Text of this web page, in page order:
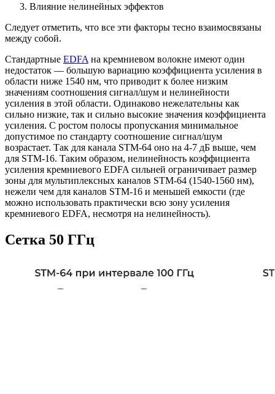
Влияние нелинейных эффектов
Следует отметить, что все эти факторы тесно взаимосвязаны
между собой.
Стандартные EDFAна кремниевом волокне имеют один
недостаток — большую вариацию коэффициента усиления в
области ниже 1540 нм, что приводит к более низким
значениям соотношения сигнал/шум и нелинейности
усиления в этой области. Одинаково нежелательны как
сильно низкие, так и сильно высокие значения коэффициента
усиления. С ростом полосы пропускания минимальное
допустимое по стандарту соотношение сигнал/шум
возрастает. Так для канала STM-64 оно на 4-7 дБ выше, чем
для STM-16. Таким образом, нелинейность коэффициента
усиления кремниевого EDFA сильней ограничивает размер
зоны для мультиплексных каналов STM-64 (1540-1560 нм),
нежели чем для каналов STM-16 и меньшей емкости (где
можно использовать практически всю зону усиления
кремниевого EDFA, несмотря на нелинейность).
Сетка 50 ГГц